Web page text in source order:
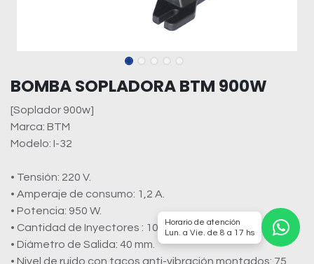
BOMBA SOPLADORA BTM 900W
[Soplador 900w]
Marca: BTM
Modelo: I-32
• Tensión: 220 V.
• Amperaje de consumo: 1,2 A.
• Potencia: 950 W.
• Cantidad de Inyectores : 10-20.
• Diámetro de Salida: 40 mm.
• Nivel de ruido con tacos anti-vibración montados: 75
Horario de atención
Lun. a Vie. de 8 a 17 hs